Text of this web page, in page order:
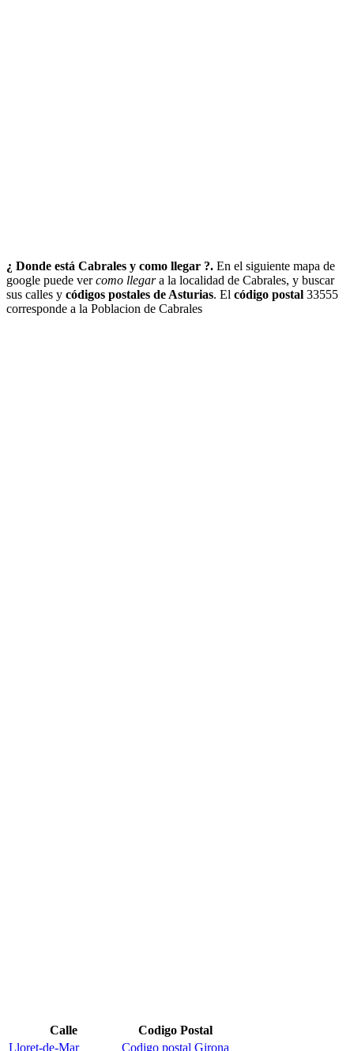
¿ Donde está Cabrales y como llegar ?. En el siguiente mapa de
google puede vercomo llegara la localidad de Cabrales, y buscar
sus calles y códigos postales de Asturias. El código postal 33555
corresponde a la Poblacion de Cabrales
Calle
Codigo Postal
Lloret-de-Mar
Codigo postal Girona